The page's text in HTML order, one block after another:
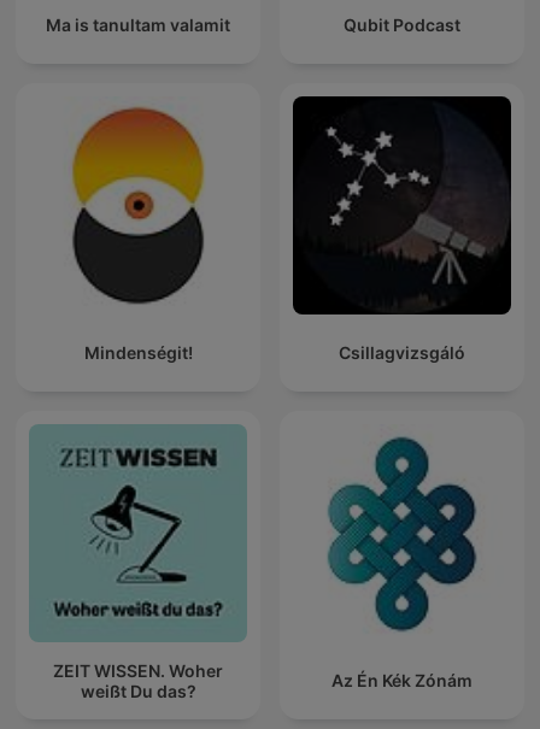
Ma is tanultam valamit Qubit Podcast
Mindenségit! Csillagvizsgáló
ZEIT WISSEN. Woher
weißt Du das?
Az Én Kék Zónám